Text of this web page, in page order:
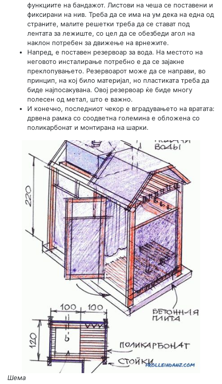
функциите на бандажот. Листови на чеша се поставени и
фиксирани на нив. Треба да се има на ум дека на една од
страните, малите решетки треба да се стават под
лентата за лежиште, со цел да се обезбеди агол на
наклон потребен за движење на врнежите.
Напред, е поставен резервоар за вода. На местото на
неговото инсталирање потребно е да се зајакне
преклопувањето. Резервоарот може да се направи, во
принцип, на кој било материјал, но пластиката треба да
биде најпосакувана. Овој резервоар ќе биде многу
полесен од метал, што е важно.
И конечно, последниот чекор е вградувањето на вратата:
дрвена рамка со соодветна големина е обложена со
поликарбонат и монтирана на шарки.
Шема